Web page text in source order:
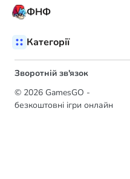
ФНФ
Категорії
Зворотній зв'язок
© 2026 GamesGO -
безкоштовні ігри онлайн